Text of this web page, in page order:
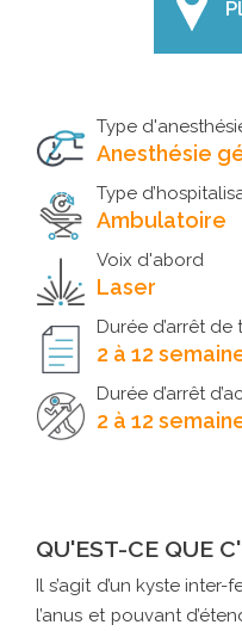
Type
Anesthésie
Type
Ambulatoire
Voix d'abord
Laser
Durée d’arrêt de
2 à 12
Durée d’arrêt
2 à 12
QU'EST-CE QUE
Il s’agit d’un kyste
l’anus et pouvant